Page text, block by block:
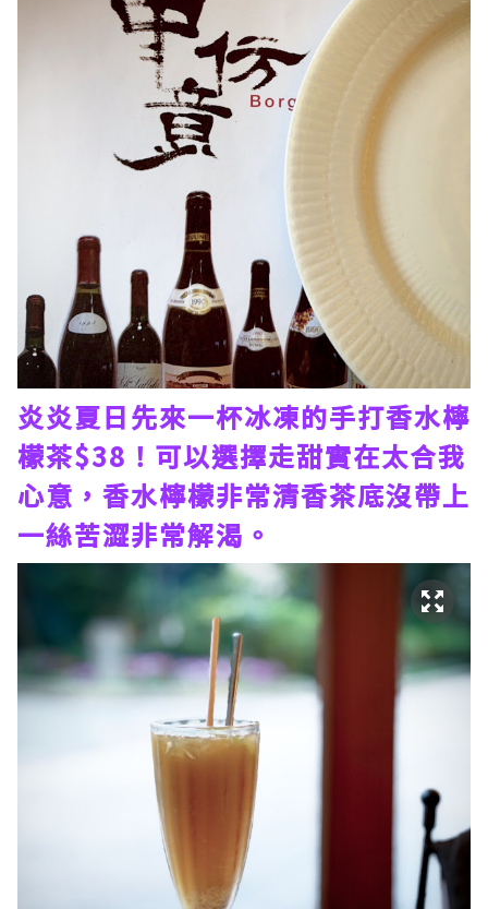
炎炎夏日先來一杯冰凍的手打香水檸
檬茶$38！可以選擇走甜實在太合我
心意，香水檸檬非常清香茶底沒帶上
一絲苦澀非常解渴。